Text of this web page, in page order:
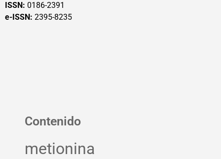
ISSN: 0186-2391
e-ISSN: 2395-8235
Contenido
metionina